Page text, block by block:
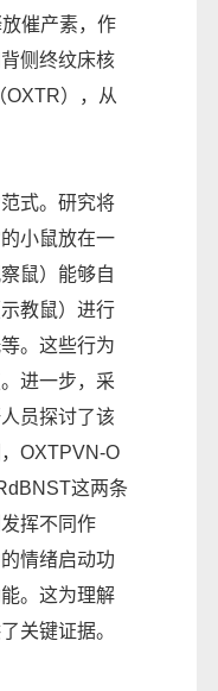
催产素，作
侧终纹床核
OXTR），从
式。研究将
小鼠放在一
鼠）能够自
教鼠）进行
。这些行为
进一步，采
员探讨了该
OXTPVN-O
这两条
挥不同作
情绪启动功
。这为理解
关键证据。